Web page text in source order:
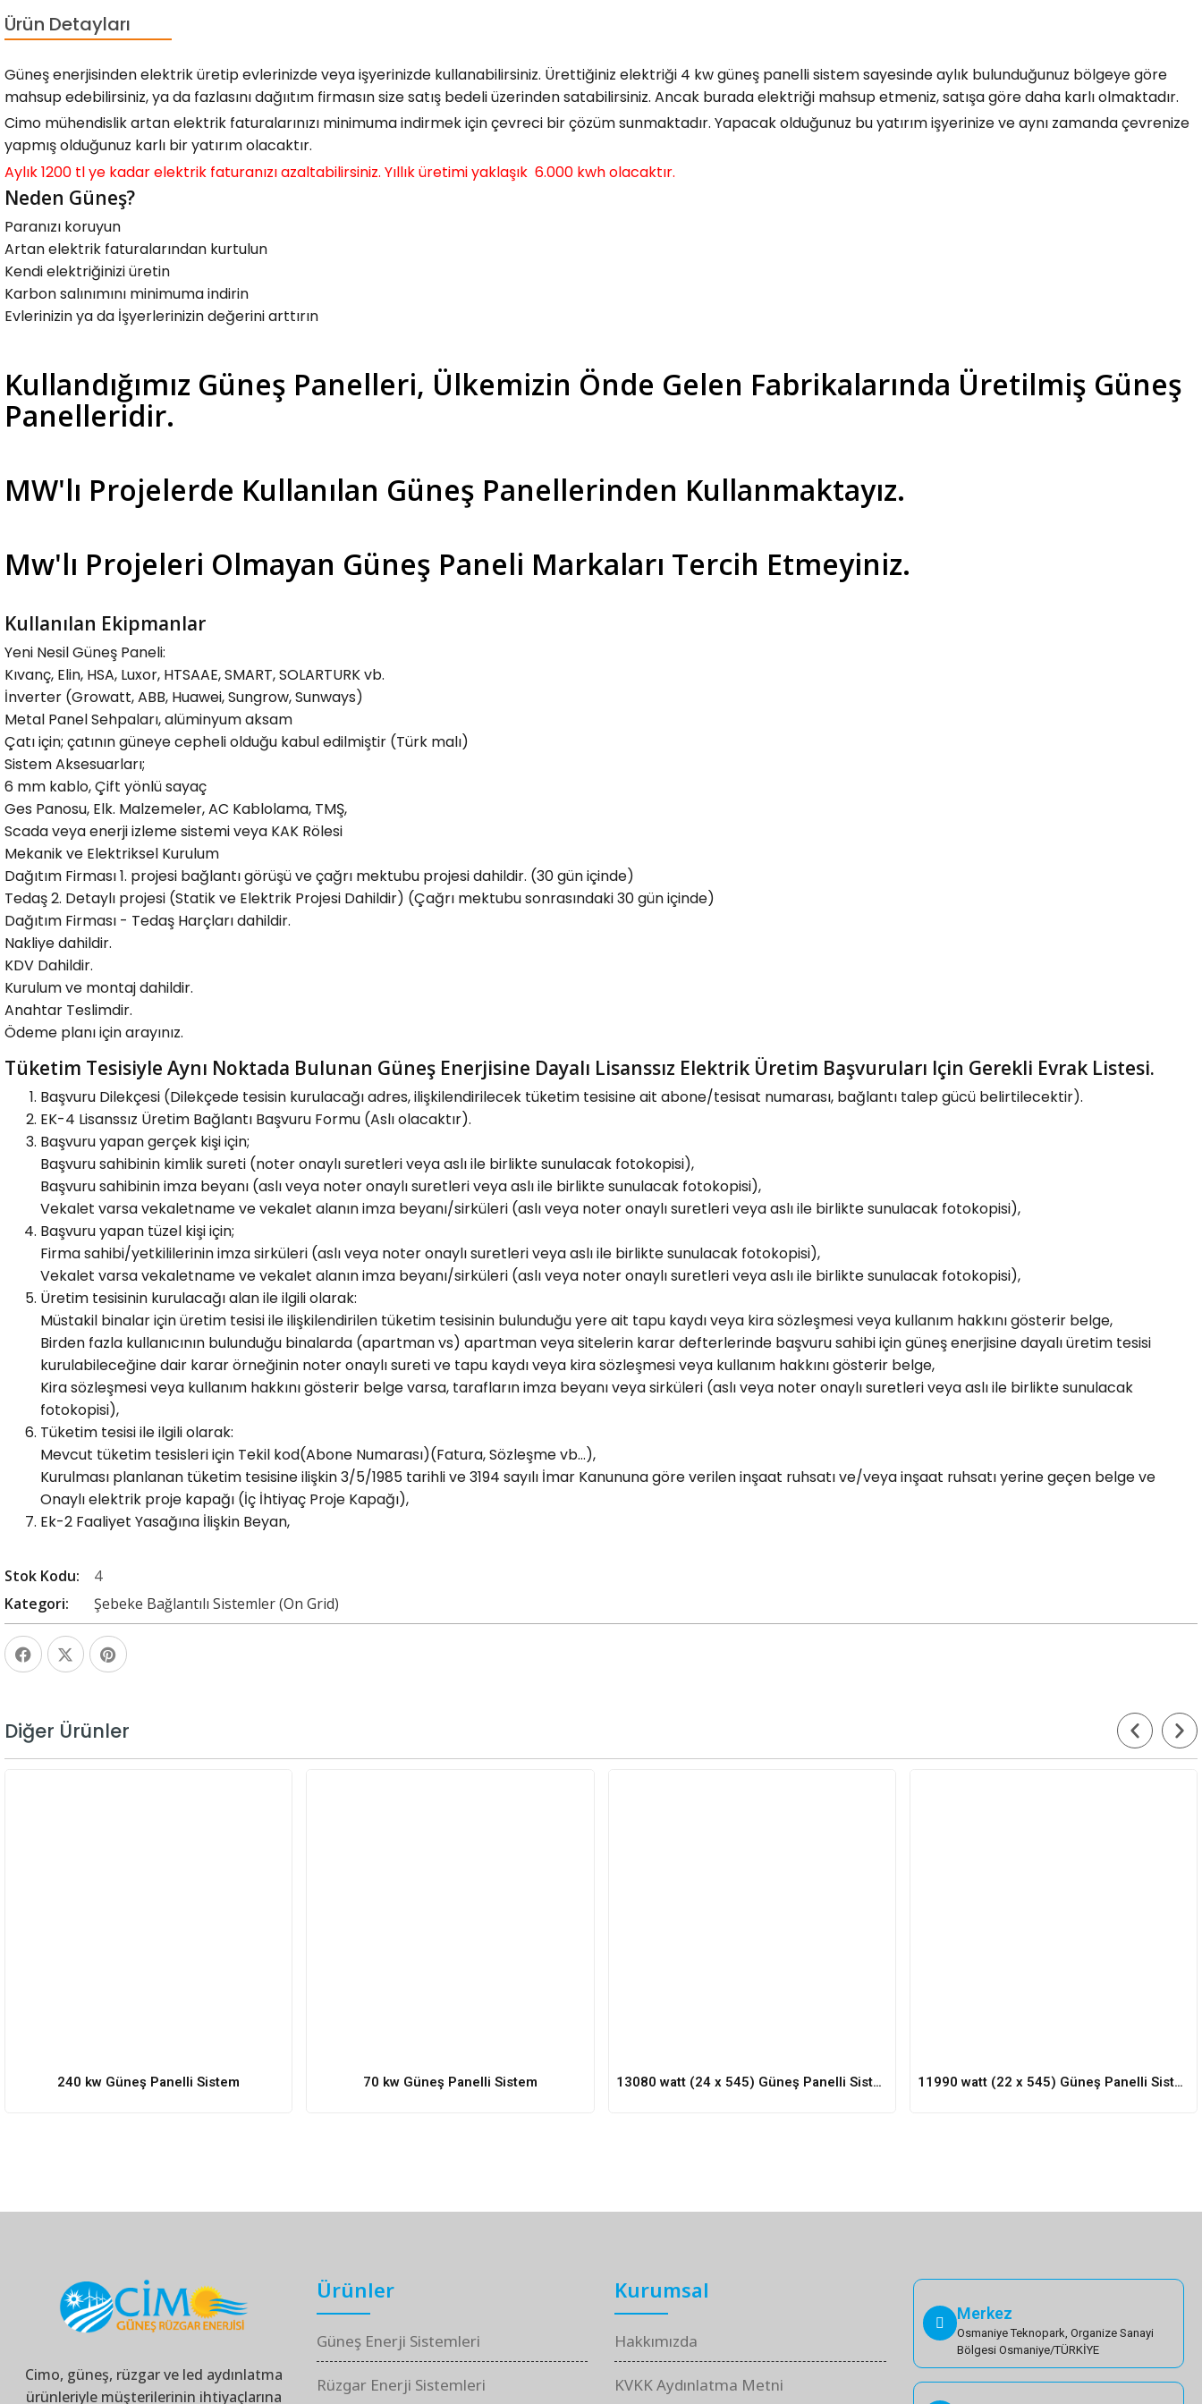
Ürün Detayları
Güneş enerjisinden elektrik üretip evlerinizde veya işyerinizde kullanabilirsiniz. Ürettiğiniz elektriği 4 kw güneş panelli sistem sayesinde aylık bulunduğunuz bölgeye göre
mahsup edebilirsiniz, ya da fazlasını dağııtım firmasın size satış bedeli üzerinden satabilirsiniz. Ancak burada elektriği mahsup etmeniz, satışa göre daha karlı olmaktadır.
Cimo mühendislik artan elektrik faturalarınızı minimuma indirmek için çevreci bir çözüm sunmaktadır. Yapacak olduğunuz bu yatırım işyerinize ve aynı zamanda çevrenize
yapmış olduğunuz karlı bir yatırım olacaktır.
Aylık 1200 tl ye kadar elektrik faturanızı azaltabilirsiniz. Yıllık üretimi yaklaşık 6.000 kwh olacaktır.
Neden Güneş?
Paranızı koruyun
Artan elektrik faturalarından kurtulun
Kendi elektriğinizi üretin
Karbon salınımını minimuma indirin
Evlerinizin ya da İşyerlerinizin değerini arttırın
Kullandığımız Güneş Panelleri, Ülkemizin Önde Gelen Fabrikalarında Üretilmiş Güneş
Panelleridir.
MW'lı Projelerde Kullanılan Güneş Panellerinden Kullanmaktayız.
Mw'lı Projeleri Olmayan Güneş Paneli Markaları Tercih Etmeyiniz.
Kullanılan Ekipmanlar
Yeni Nesil Güneş Paneli:
Kıvanç, Elin, HSA, Luxor, HTSAAE, SMART, SOLARTURK vb.
İnverter (Growatt, ABB, Huawei, Sungrow, Sunways)
Metal Panel Sehpaları, alüminyum aksam
Çatı için; çatının güneye cepheli olduğu kabul edilmiştir (Türk malı)
Sistem Aksesuarları;
6 mm kablo, Çift yönlü sayaç
Ges Panosu, Elk. Malzemeler, AC Kablolama, TMŞ,
Scada veya enerji izleme sistemi veya KAK Rölesi
Mekanik ve Elektriksel Kurulum
Dağıtım Firması 1. projesi bağlantı görüşü ve çağrı mektubu projesi dahildir. (30 gün içinde)
Tedaş 2. Detaylı projesi (Statik ve Elektrik Projesi Dahildir) (Çağrı mektubu sonrasındaki 30 gün içinde)
Dağıtım Firması - Tedaş Harçları dahildir.
Nakliye dahildir.
KDV Dahildir.
Kurulum ve montaj dahildir.
Anahtar Teslimdir.
Ödeme planı için arayınız.
Tüketim Tesisiyle Aynı Noktada Bulunan Güneş Enerjisine Dayalı Lisanssız Elektrik Üretim Başvuruları Için Gerekli Evrak Listesi.
Başvuru Dilekçesi (Dilekçede tesisin kurulacağı adres, ilişkilendirilecek tüketim tesisine ait abone/tesisat numarası, bağlantı talep gücü belirtilecektir).
EK-4 Lisanssız Üretim Bağlantı Başvuru Formu (Aslı olacaktır).
Başvuru yapan gerçek kişi için;
Başvuru sahibinin kimlik sureti (noter onaylı suretleri veya aslı ile birlikte sunulacak fotokopisi),
Başvuru sahibinin imza beyanı (aslı veya noter onaylı suretleri veya aslı ile birlikte sunulacak fotokopisi),
Vekalet varsa vekaletname ve vekalet alanın imza beyanı/sirküleri (aslı veya noter onaylı suretleri veya aslı ile birlikte sunulacak fotokopisi),
Başvuru yapan tüzel kişi için;
Firma sahibi/yetkililerinin imza sirküleri (aslı veya noter onaylı suretleri veya aslı ile birlikte sunulacak fotokopisi),
Vekalet varsa vekaletname ve vekalet alanın imza beyanı/sirküleri (aslı veya noter onaylı suretleri veya aslı ile birlikte sunulacak fotokopisi),
Üretim tesisinin kurulacağı alan ile ilgili olarak:
Müstakil binalar için üretim tesisi ile ilişkilendirilen tüketim tesisinin bulunduğu yere ait tapu kaydı veya kira sözleşmesi veya kullanım hakkını gösterir belge,
Birden fazla kullanıcının bulunduğu binalarda (apartman vs) apartman veya sitelerin karar defterlerinde başvuru sahibi için güneş enerjisine dayalı üretim tesisi
kurulabileceğine dair karar örneğinin noter onaylı sureti ve tapu kaydı veya kira sözleşmesi veya kullanım hakkını gösterir belge,
Kira sözleşmesi veya kullanım hakkını gösterir belge varsa, tarafların imza beyanı veya sirküleri (aslı veya noter onaylı suretleri veya aslı ile birlikte sunulacak
fotokopisi),
Tüketim tesisi ile ilgili olarak:
Mevcut tüketim tesisleri için Tekil kod(Abone Numarası)(Fatura, Sözleşme vb…),
Kurulması planlanan tüketim tesisine ilişkin 3/5/1985 tarihli ve 3194 sayılı İmar Kanununa göre verilen inşaat ruhsatı ve/veya inşaat ruhsatı yerine geçen belge ve
Onaylı elektrik proje kapağı (İç İhtiyaç Proje Kapağı),
Ek-2 Faaliyet Yasağına İlişkin Beyan,
Stok Kodu
4
Kategori
Şebeke Bağlantılı Sistemler (On Grid)
Diğer Ürünler
240 kw Güneş Panelli Sistem 70 kw Güneş Panelli Sistem 13080 watt (24 x 545) Güneş Panelli Sistem 11990 watt (22 x 545) Güneş Panelli Sistem
Cimo, güneş, rüzgar ve led aydınlatma
ürünleriyle müşterilerinin ihtiyaçlarına
Ürünler
Güneş Enerji Sistemleri
Rüzgar Enerji Sistemleri
Kurumsal
Hakkımızda
KVKK Aydınlatma Metni
Merkez
Osmaniye Teknopark, Organize Sanayi
Bölgesi Osmaniye/TÜRKİYE